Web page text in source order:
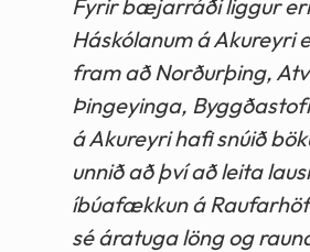
Fyrir bæjarráði liggur
Háskólanum á Akureyri
fram að Norðurþing,
Þingeyinga,
á Akureyri hafi snúið
unnið að því að leita
íbúafækkun á
sé áratuga löng og